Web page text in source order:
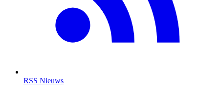
RSS Nieuws